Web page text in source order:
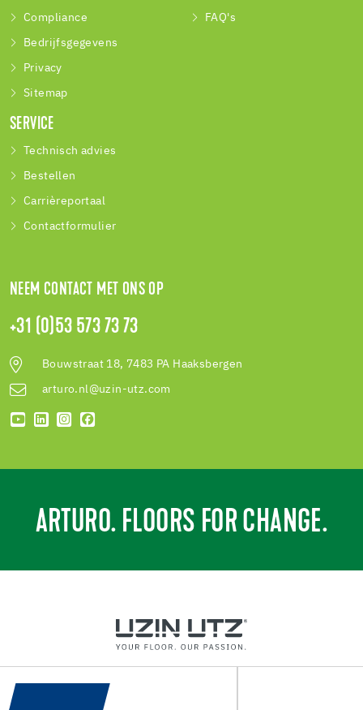
Compliance
Bedrijfsgegevens
Privacy
Sitemap
FAQ's
SERVICE
Technisch advies
Bestellen
Carrièreportaal
Contactformulier
NEEM CONTACT MET ONS OP
+31 (0)53 573 73 73
Bouwstraat 18, 7483 PA Haaksbergen
arturo.nl@uzin-utz.com
ARTURO. FLOORS FOR CHANGE.